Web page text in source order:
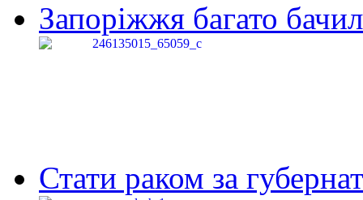
Запоріжжя багато
Стати раком за